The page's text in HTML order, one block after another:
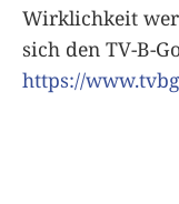
Wirklichkeit
sich den TV-B-
https://